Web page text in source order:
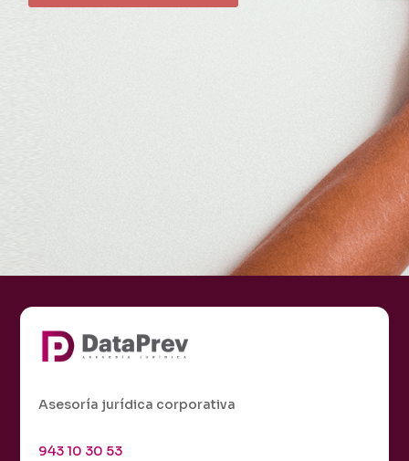
Asesoría jurídica corporativa
943 10 30 53